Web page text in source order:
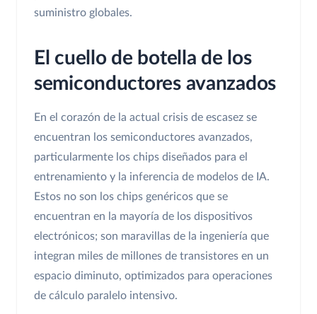
suministro globales.
El cuello de botella de los
semiconductores avanzados
En el corazón de la actual crisis de escasez se
encuentran los semiconductores avanzados,
particularmente los chips diseñados para el
entrenamiento y la inferencia de modelos de IA.
Estos no son los chips genéricos que se
encuentran en la mayoría de los dispositivos
electrónicos; son maravillas de la ingeniería que
integran miles de millones de transistores en un
espacio diminuto, optimizados para operaciones
de cálculo paralelo intensivo.